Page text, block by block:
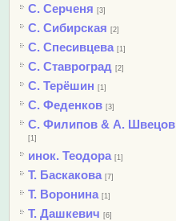
С. Серченя [3]
С. Сибирская [2]
С. Спесивцева [1]
С. Ставроград [2]
С. Терёшин [1]
С. Феденков [3]
С. Филипов & А. Швецов
[1]
инок. Теодора [1]
Т. Баскакова [7]
Т. Воронина [1]
Т. Дашкевич [6]